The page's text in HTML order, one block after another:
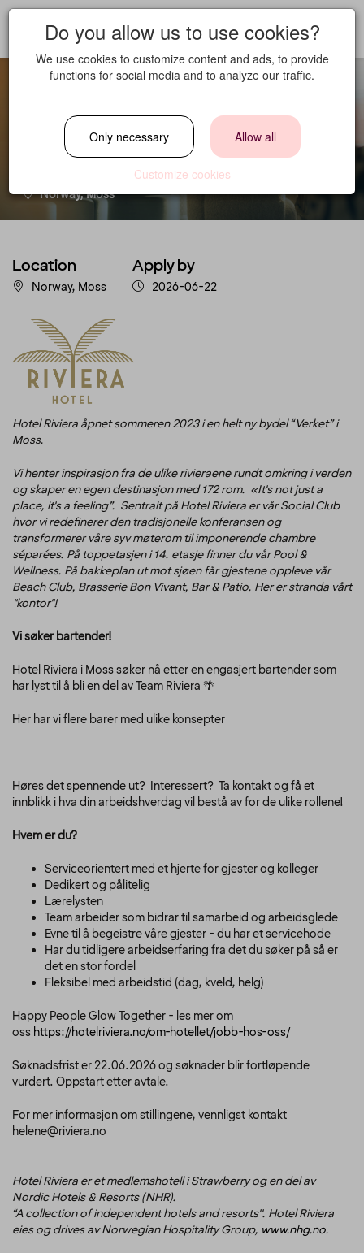
Bartender
Norway, Moss
Location
Norway, Moss
Apply by
2026-06-22
Hotel Riviera åpnet sommeren 2023 i en helt ny bydel “Verket” i
Moss.
Vi henter inspirasjon fra de ulike rivieraene rundt omkring i verden
og skaper en egen destinasjon med 172 rom. «It's not just a
place, it's a feeling”. Sentralt på Hotel Riviera er vår Social Club
hvor vi redefinerer den tradisjonelle konferansen og
transformerer våre syv møterom til imponerende chambre
séparées. På toppetasjen i 14. etasje finner du vår Pool &
Wellness. På bakkeplan ut mot sjøen får gjestene oppleve vår
Beach Club, Brasserie Bon Vivant, Bar & Patio. Her er stranda vårt
"kontor"!
Vi søker bartender!
Hotel Riviera i Moss søker nå etter en engasjert bartender som
har lyst til å bli en del av Team Riviera 🌴
Her har vi flere barer med ulike konsepter
Høres det spennende ut? Interessert? Ta kontakt og få et
innblikk i hva din arbeidshverdag vil bestå av for de ulike rollene!
Hvem er du?
Serviceorientert med et hjerte for gjester og kolleger
Dedikert og pålitelig
Lærelysten
Team arbeider som bidrar til samarbeid og arbeidsglede
Evne til å begeistre våre gjester - du har et servicehode
Har du tidligere arbeidserfaring fra det du søker på så er
det en stor fordel
Fleksibel med arbeidstid (dag, kveld, helg)
Happy People Glow Together - les mer om
oss https://hotelriviera.no/om-hotellet/jobb-hos-oss/
Søknadsfrist er 22.06.2026 og søknader blir fortløpende
vurdert. Oppstart etter avtale.
For mer informasjon om stillingene, vennligst kontakt
helene@riviera.no
Hotel Riviera er et medlemshotell i Strawberry og en del av
Nordic Hotels & Resorts (NHR).
“A collection of independent hotels and resorts''. Hotel Riviera
eies og drives av Norwegian Hospitality Group, www.nhg.no.
Do you allow us to use cookies?
We use cookies to customize content and ads, to provide
functions for social media and to analyze our traffic.
Only necessary Allow all
Customize cookies